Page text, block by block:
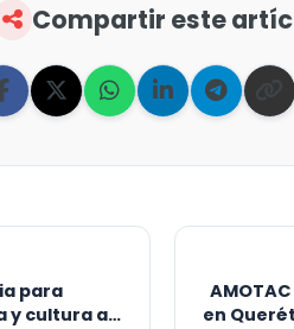
Compartir este
para
y cultura a
en